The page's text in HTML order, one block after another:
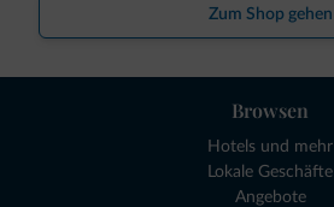
Zum Shop gehen
Browsen
Hotels und mehr
Lokale Geschäfte
Angebote